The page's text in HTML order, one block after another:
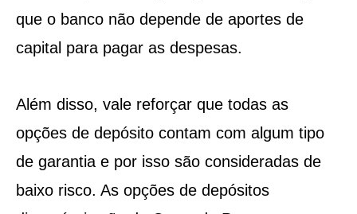
que o banco não depende de aportes de
capital para pagar as despesas.
Além disso, vale reforçar que todas as
opções de depósito contam com algum tipo
de garantia e por isso são consideradas de
baixo risco. As opções de depósitos